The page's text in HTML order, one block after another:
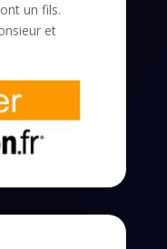
un fils.
et